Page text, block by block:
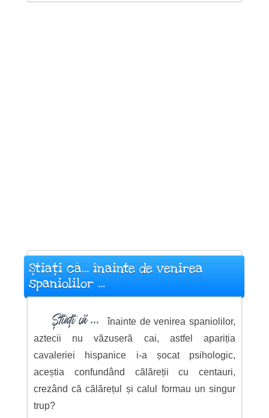
Știați că... înainte de venirea
spaniolilor ...
Știați că ...
înainte de venirea spaniolilor,
aztecii nu văzuseră cai, astfel apariția
cavaleriei hispanice i-a șocat psihologic,
aceștia confundând călăreții cu centauri,
crezând că călărețul și calul formau un singur
trup?